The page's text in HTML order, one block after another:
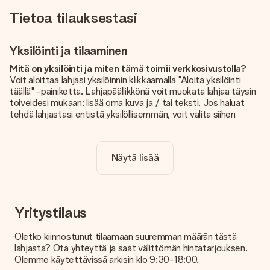
Tietoa tilauksestasi
Yksilöinti ja tilaaminen
Mitä on yksilöinti ja miten tämä toimii verkkosivustolla?
Voit aloittaa lahjasi yksilöinnin klikkaamalla "Aloita yksilöinti
täällä" -painiketta. Lahjapäällikkönä voit muokata lahjaa täysin
toiveidesi mukaan: lisää oma kuva ja / tai teksti. Jos haluat
tehdä lahjastasi entistä yksilöllisemmän, voit valita siihen
Sisältyykö yksilöinti hintaan?
Sivustolla näkyvä hinta sisältää lahjasi yksilöinnin. Hauskaa ja
Haluamme varmistaa, että olet täysin tyytyväinen lahjaasi.
Siksi on tärkeää käyttää korkealaatuisia valokuvia. Jos olet
asiakaspalvelutiimiimme ja liitä valokuva tilaamasi lahjan
mukana. He voivat sitten tarkistaa laadun puolestasi!
Näytä lisää
Yritystilaus
Oletko kiinnostunut tilaamaan suuremman määrän tästä
lahjasta? Ota yhteyttä ja saat välittömän hintatarjouksen.
Olemme käytettävissä arkisin klo 9:30-18:00.